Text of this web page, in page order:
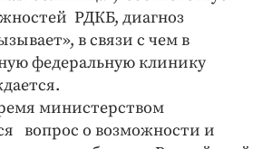
РДКБ, диагноз
в связи с чем в
федеральную клинику
министерством
вопрос о возможности и